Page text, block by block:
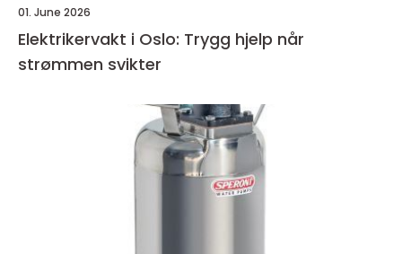
01. June 2026
Elektrikervakt i Oslo: Trygg hjelp når
strømmen svikter